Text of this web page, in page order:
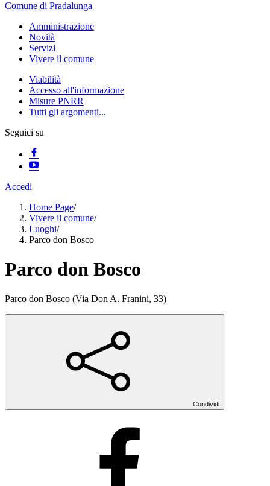
Comune di Pradalunga
Amministrazione
Novità
Servizi
Vivere il comune
Viabilità
Accesso all'informazione
Misure PNRR
Tutti gli argomenti...
Seguici su
Accedi
Home Page/
Vivere il comune/
Luoghi/
Parco don Bosco
Parco don Bosco
Parco don Bosco (Via Don A. Franini, 33)
Condividi